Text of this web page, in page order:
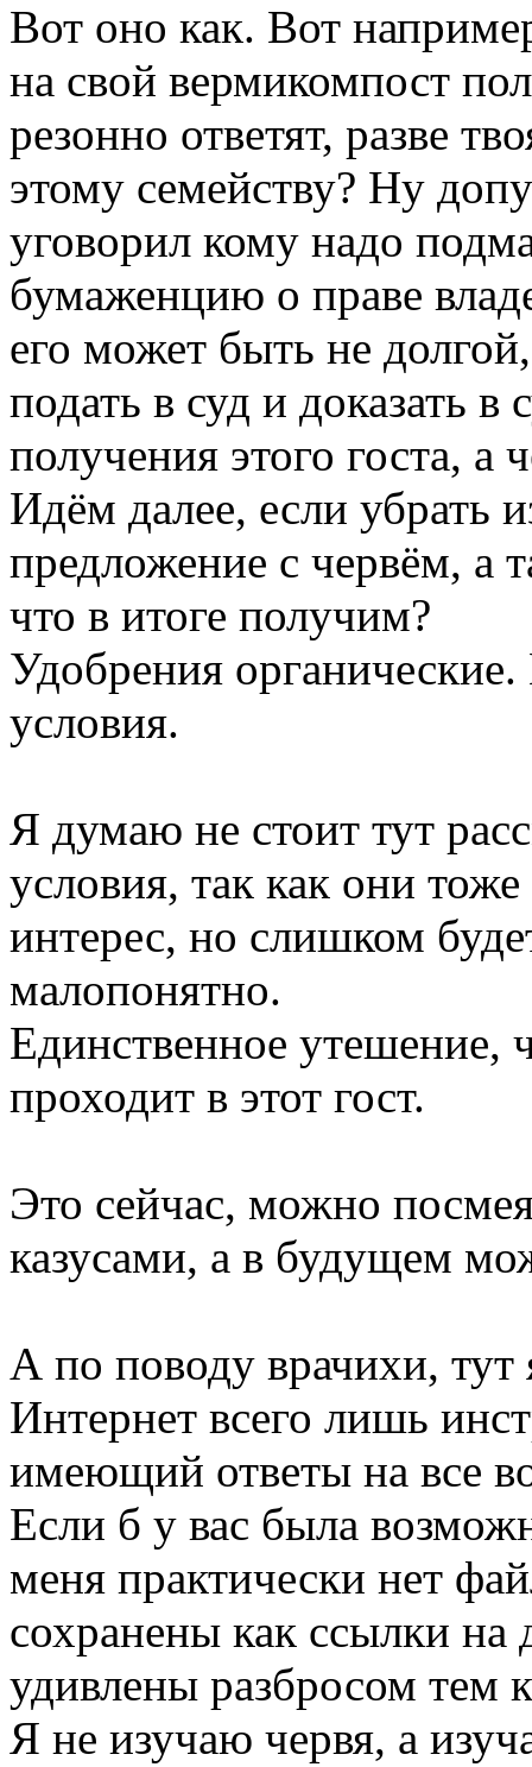
Вот оно как. Вот
на свой вермикомпост
резонно ответят, разве
этому семейству? Ну
уговорил кому надо
бумаженцию о праве
его может быть не
подать в суд и доказать в
получения этого госта, а
Идём далее, если убрать
предложение с червём, а
что в итоге получим?
Удобрения
условия.
Я думаю не стоит тут
условия, так как они
интерес, но слишком
малопонятно.
Единственное утешение,
проходит в этот гост.
Это сейчас, можно
казусами, а в будущем
А по поводу врачихи,
Интернет всего лишь
имеющий ответы на все
Если б у вас была
меня практически нет
сохранены как ссылки
удивлены разбросом тем
Я не изучаю червя, а